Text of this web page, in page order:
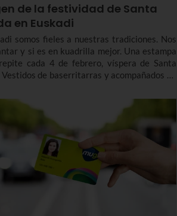
de la festividad de Santa
en Euskadi
somos fieles a nuestras tradiciones. Nos
y si es en kuadrilla mejor. Una estampa
cada 4 de febrero, víspera de Santa
Vestidos de baserritarras y acompañados de
en honor a la virgen y recaudando dinero
causa benéfica. Te contamos la historia de
cómo se celebra en Bilbao y en otras
de Euskadi para que no te pierdas Agate